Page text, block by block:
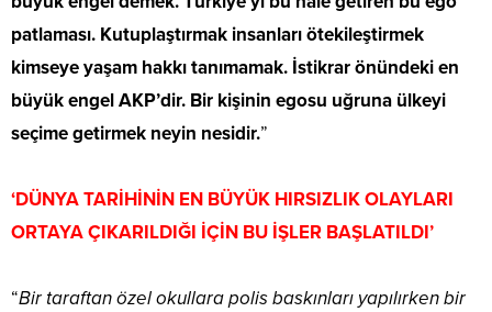
patlaması. Kutuplaştırmak insanları ötekileştirmek
kimseye yaşam hakkı tanımamak. İstikrar önündeki en
büyük engel AKP’dir. Bir kişinin egosu uğruna ülkeyi
seçime getirmek neyin nesidir.”
‘DÜNYA TARİHİNİN EN BÜYÜK HIRSIZLIK OLAYLARI
ORTAYA ÇIKARILDIĞI İÇİN BU İŞLER BAŞLATILDI’
“Bir taraftan özel okullara polis baskınları yapılırken bir